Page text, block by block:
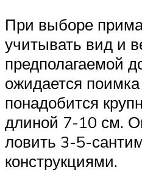
При выборе
учитывать вид и
предполагаемой
ожидается
понадобится
длиной 7-10 см.
ловить 3-5-
конструкциями.